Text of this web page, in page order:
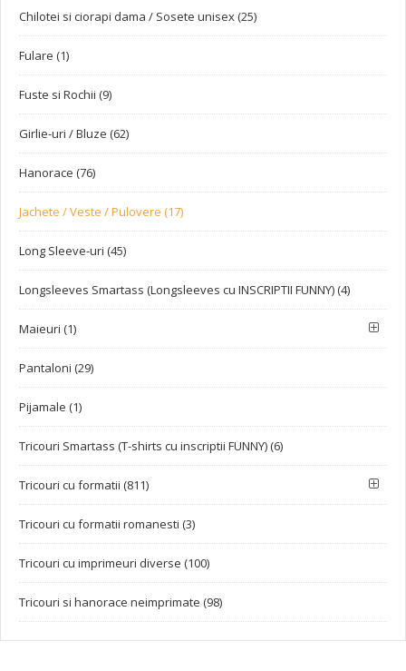
Chilotei si ciorapi dama / Sosete unisex (25)
Fulare (1)
Fuste si Rochii (9)
Girlie-uri / Bluze (62)
Hanorace (76)
Jachete / Veste / Pulovere (17)
Long Sleeve-uri (45)
Longsleeves Smartass (Longsleeves cu INSCRIPTII FUNNY) (4)
Maieuri (1)
Pantaloni (29)
Pijamale (1)
Tricouri Smartass (T-shirts cu inscriptii FUNNY) (6)
Tricouri cu formatii (811)
Tricouri cu formatii romanesti (3)
Tricouri cu imprimeuri diverse (100)
Tricouri si hanorace neimprimate (98)